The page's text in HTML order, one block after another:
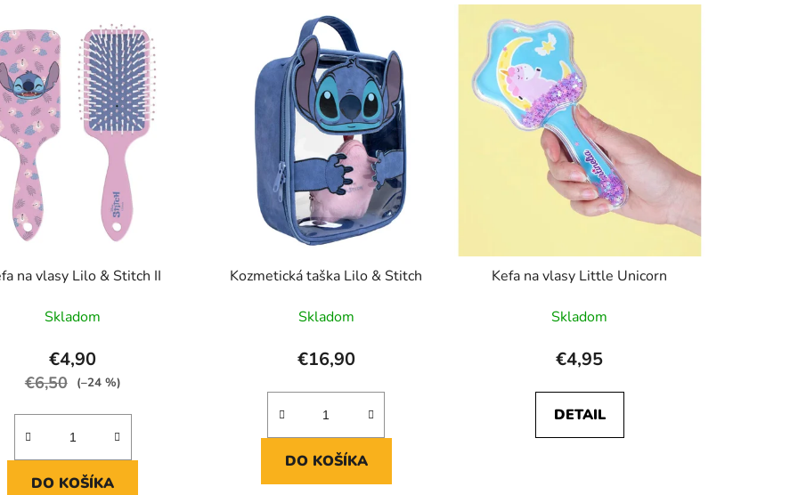
na vlasy Lilo & Stitch II
Skladom
€4,90
€6,50 (–24 %)
DO KOŠÍKA
Kozmetická taška Lilo & Stitch
Skladom
€16,90
DO KOŠÍKA
Kefa na vlasy Little Unicorn
Skladom
€4,95
DETAIL